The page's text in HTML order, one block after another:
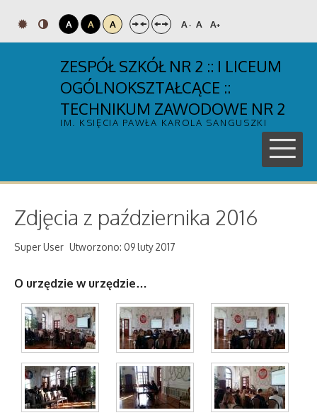
A A A A- A A+
ZESPÓŁ SZKÓŁ NR 2 :: I LICEUM
OGÓLNOKSZTAŁCĄCE ::
TECHNIKUM ZAWODOWE NR 2
IM. KSIĘCIA PAWŁA KAROLA SANGUSZKI
Zdjęcia z października 2016
Super User Utworzono: 09 luty 2017
O urzędzie w urzędzie…